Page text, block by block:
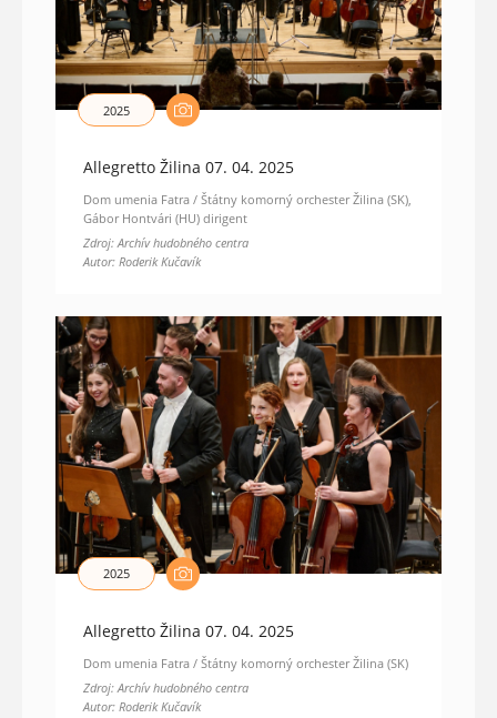
2025
Allegretto Žilina 07. 04. 2025
Dom umenia Fatra / Štátny komorný orchester Žilina (SK),
Gábor Hontvári (HU) dirigent
Zdroj: Archív hudobného centra
Autor: Roderik Kučavík
2025
Allegretto Žilina 07. 04. 2025
Dom umenia Fatra / Štátny komorný orchester Žilina (SK)
Zdroj: Archív hudobného centra
Autor: Roderik Kučavík